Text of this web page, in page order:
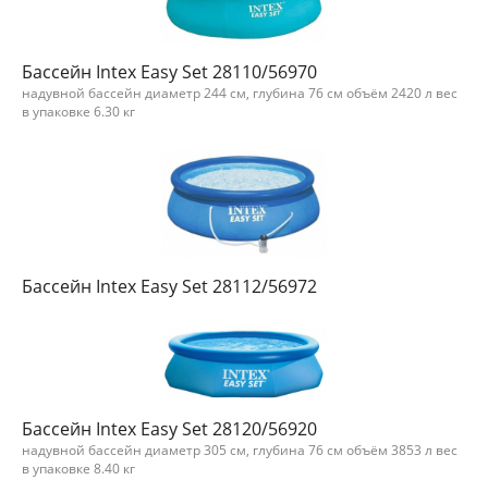
Бассейн Intex Easy Set 28110/56970
надувной бассейн диаметр 244 см, глубина 76 см объём 2420 л вес
в упаковке 6.30 кг
Бассейн Intex Easy Set 28112/56972
Бассейн Intex Easy Set 28120/56920
надувной бассейн диаметр 305 см, глубина 76 см объём 3853 л вес
в упаковке 8.40 кг